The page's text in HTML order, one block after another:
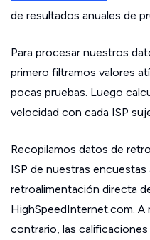
de resultados anuales de
Para procesar nuestros
primero filtramos valores
pocas pruebas. Luego
velocidad con cada ISP
Recopilamos datos de
ISP de nuestras encuestas
retroalimentación directa
HighSpeedInternet.com. A
contrario, las